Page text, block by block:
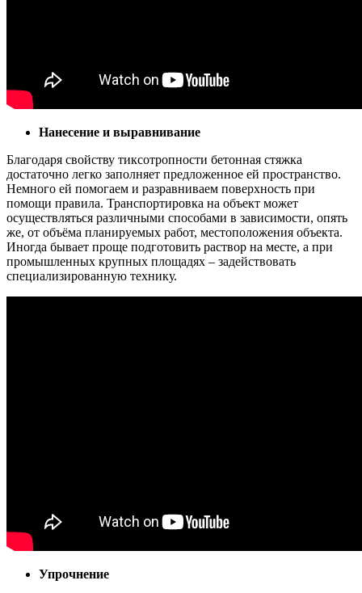
Нанесение и выравнивание
Благодаря свойству тиксотропности бетонная стяжка
достаточно легко заполняет предложенное ей пространство.
Немного ей помогаем и разравниваем поверхность при
помощи правила. Транспортировка на объект может
осуществляться различными способами в зависимости, опять
же, от объёма планируемых работ, местоположения объекта.
Иногда бывает проще подготовить раствор на месте, а при
промышленных крупных площадях – задействовать
специализированную технику.
Упрочнение